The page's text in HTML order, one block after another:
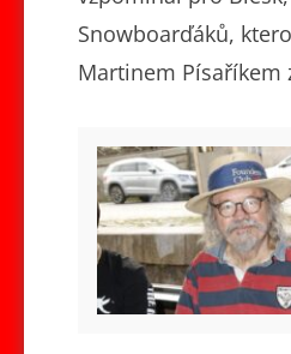
Snowboarďáků,
Martinem